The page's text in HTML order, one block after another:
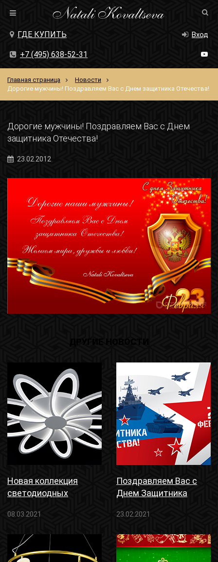
+7 (495) 638-52-31
ГДЕ КУПИТЬ Вход
Главная страница
Новости
Дорогие мужчины! Поздравляем Вас с Днем защитника Отечества!
Дорогие мужчины! Поздравляем Вас с Днем
защитника Отечества!
23.02.2012
Новая коллекция
светодиодных
08.03.2021
Поздравляем Вас с
Днем Защитника
23.02.2021